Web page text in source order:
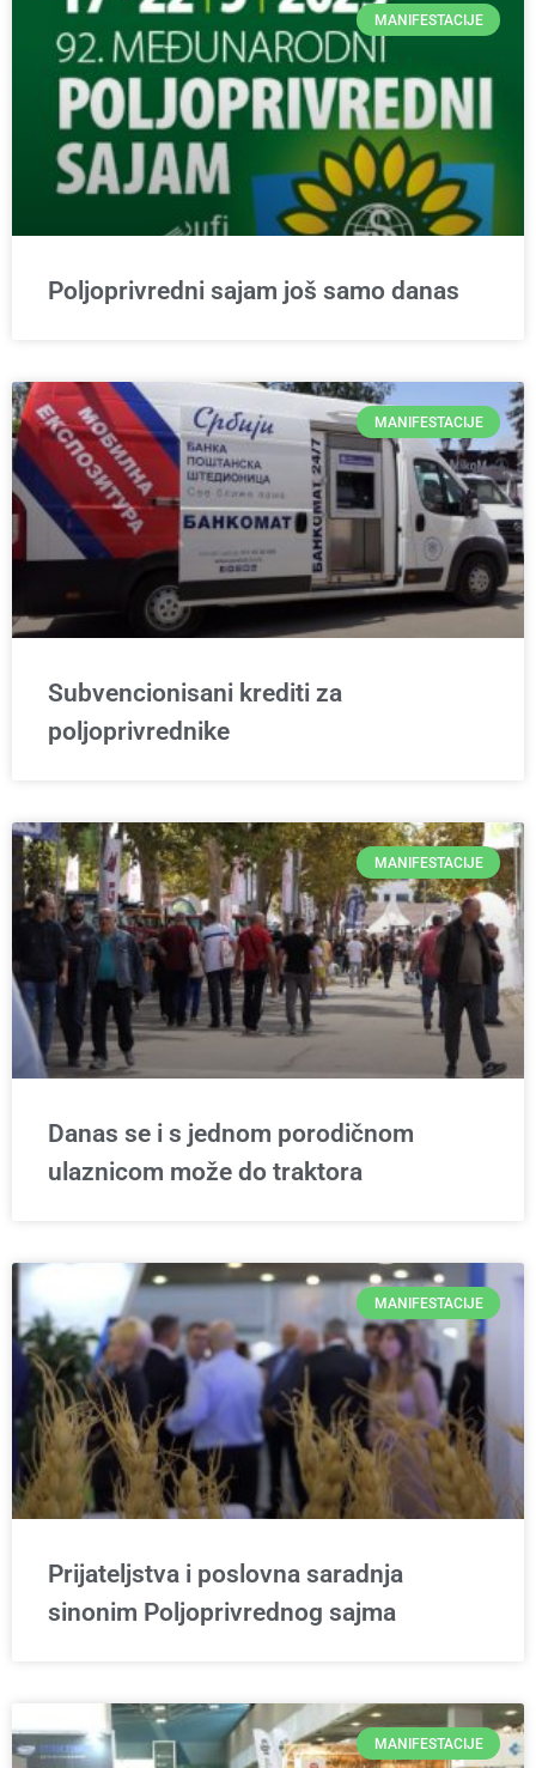
MANIFESTACIJE
Poljoprivredni sajam još samo danas
MANIFESTACIJE
Subvencionisani krediti za
poljoprivrednike
MANIFESTACIJE
Danas se i s jednom porodičnom
ulaznicom može do traktora
MANIFESTACIJE
Prijateljstva i poslovna saradnja
sinonim Poljoprivrednog sajma
MANIFESTACIJE